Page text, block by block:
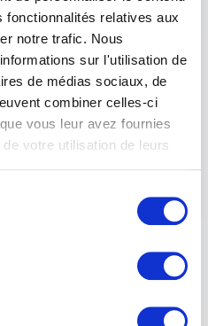
relatives aux
notre trafic. Nous
sur l'utilisation de
de médias sociaux, de
combiner celles-ci
vous leur avez fournies
votre utilisation de leurs
données
3 min. de lecture
pour le quotidien